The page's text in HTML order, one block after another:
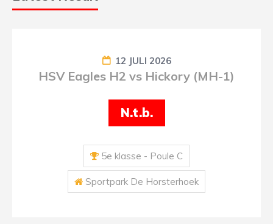
12 JULI 2026
HSV Eagles H2 vs Hickory (MH-1)
N.t.b.
5e klasse - Poule C
Sportpark De Horsterhoek